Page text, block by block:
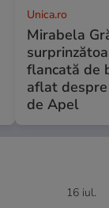
Unica.ro
Mirabela
flancată de
aflat
de Apel
16 iul.